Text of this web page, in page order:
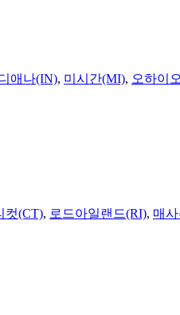
애나(IN), 미시간(MI), 오하이
컷(CT), 로드아일랜드(RI), 매